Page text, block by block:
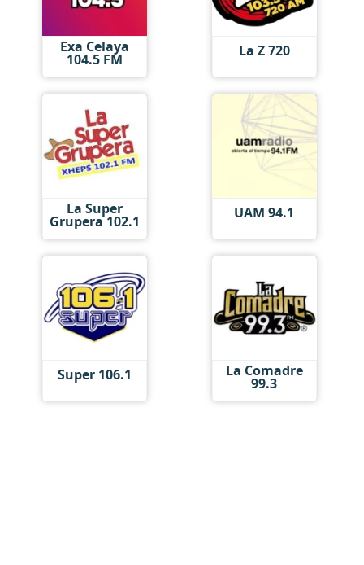
Exa Celaya
104.5 FM La Z 720
La Super
Grupera 102.1 UAM 94.1
Super 106.1 La Comadre
99.3